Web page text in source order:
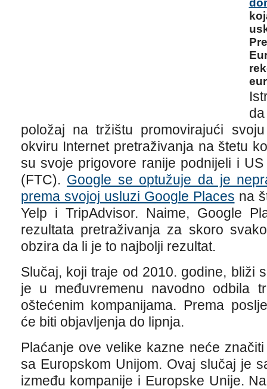
položaj na tržištu promovirajući
okviru Internet pretraživanja na štetu
su svoje prigovore ranije podnijeli i
(FTC). Google se optužuje da je
prema svojoj usluzi Google Places na
Yelp i TripAdvisor. Naime, Google
rezultata pretraživanja za skoro
obzira da li je to najbolji rezultat.
Slučaj, koji traje od 2010. godine, bliži
je u međuvremenu navodno odbila
oštećenim kompanijama. Prema
će biti objavljenja do lipnja.
Plaćanje ove velike kazne neće
sa Europskom Unijom. Ovaj slučaj je
između kompanije i Europske Unije.